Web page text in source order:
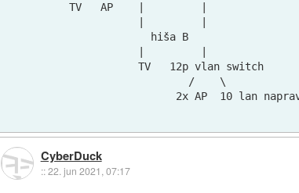
       TV   AP    |         |
                    hiša B
                  TV   12p vlan switch
                          /    \
CyberDuck
::22. jun 2021, 07:17